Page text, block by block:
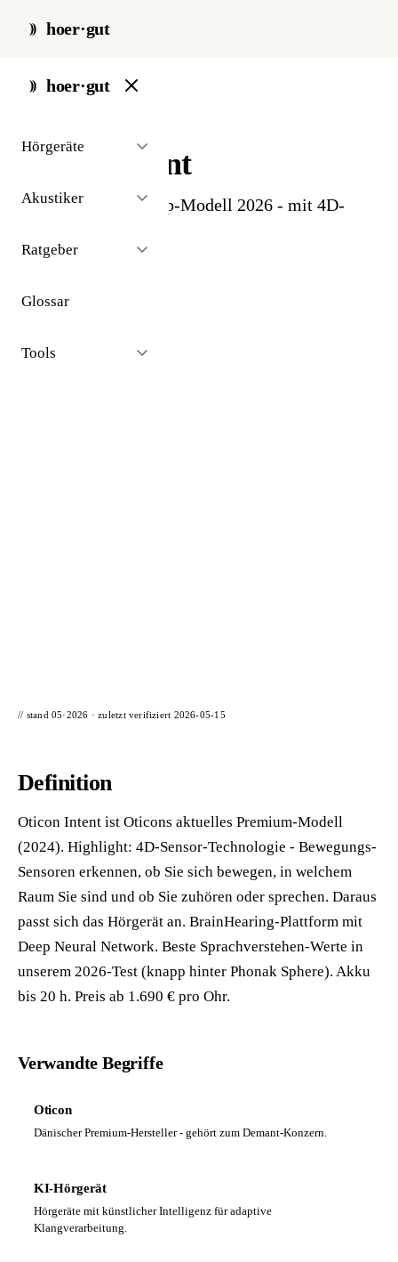
hoer·gut
hoer·gut
Hörgeräte
Akustiker
Ratgeber
Glossar
Tools
start / glossar / intent
Oticon Intent
Aktuelles Oticon-Top-Modell 2026 - mit 4D-
// stand 05·2026 · zuletzt verifiziert 2026-05-15
Definition
Oticon Intent ist Oticons aktuelles Premium-Modell
(2024). Highlight: 4D-Sensor-Technologie - Bewegungs-
Sensoren erkennen, ob Sie sich bewegen, in welchem
Raum Sie sind und ob Sie zuhören oder sprechen. Daraus
passt sich das Hörgerät an. BrainHearing-Plattform mit
Deep Neural Network. Beste Sprachverstehen-Werte in
unserem 2026-Test (knapp hinter Phonak Sphere). Akku
bis 20 h. Preis ab 1.690 € pro Ohr.
Verwandte Begriffe
Oticon
Dänischer Premium-Hersteller - gehört zum Demant-Konzern.
KI-Hörgerät
Hörgeräte mit künstlicher Intelligenz für adaptive
Klangverarbeitung.